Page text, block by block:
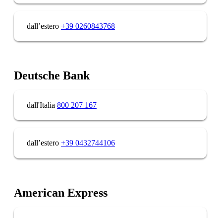
dall’estero +39 0260843768
Deutsche Bank
dall'Italia 800 207 167
dall’estero +39 0432744106
American Express